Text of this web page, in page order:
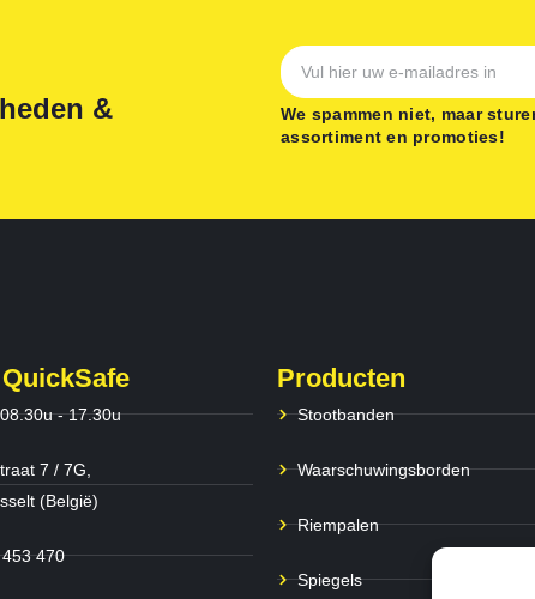
&
We spammen niet, maar
assortiment en promoties!
- 17.30u
7 / 7G,
(België)
470
Producten
Stootbanden
Waarschuwingsborden
Riempalen
Spiegels